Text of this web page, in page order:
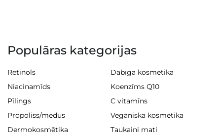
Populāras kategorijas
Retinols
Dabīgā kosmētika
Niacinamīds
Koenzīms Q10
Pīlings
C vitamīns
Propoliss/medus
Vegāniskā kosmētika
Dermokosmētika
Taukaini mati